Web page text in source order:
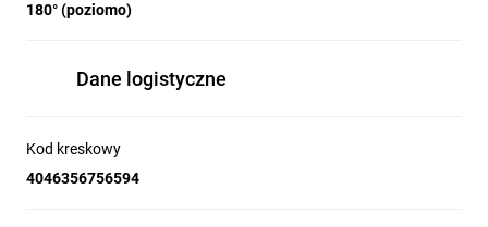
180° (poziomo)
Dane logistyczne
Kod kreskowy
4046356756594